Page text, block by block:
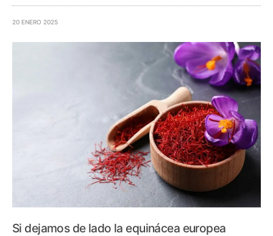
20 ENERO 2025
Si dejamos de lado la equinácea europea